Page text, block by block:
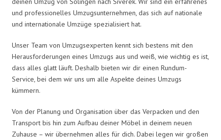
und professionelles Umzugsunternehmen, das sich auf nationale
und internationale Umzüge spezialisiert hat.
Unser Team von Umzugsexperten kennt sich bestens mit den
Herausforderungen eines Umzugs aus und weiß, wie wichtig es ist,
dass alles glatt läuft. Deshalb bieten wir dir einen Rundum-
Service, bei dem wir uns um alle Aspekte deines Umzugs
kümmern.
Von der Planung und Organisation über das Verpacken und den
Transport bis hin zum Aufbau deiner Möbel in deinem neuen
Zuhause – wir übernehmen alles für dich. Dabei legen wir großen